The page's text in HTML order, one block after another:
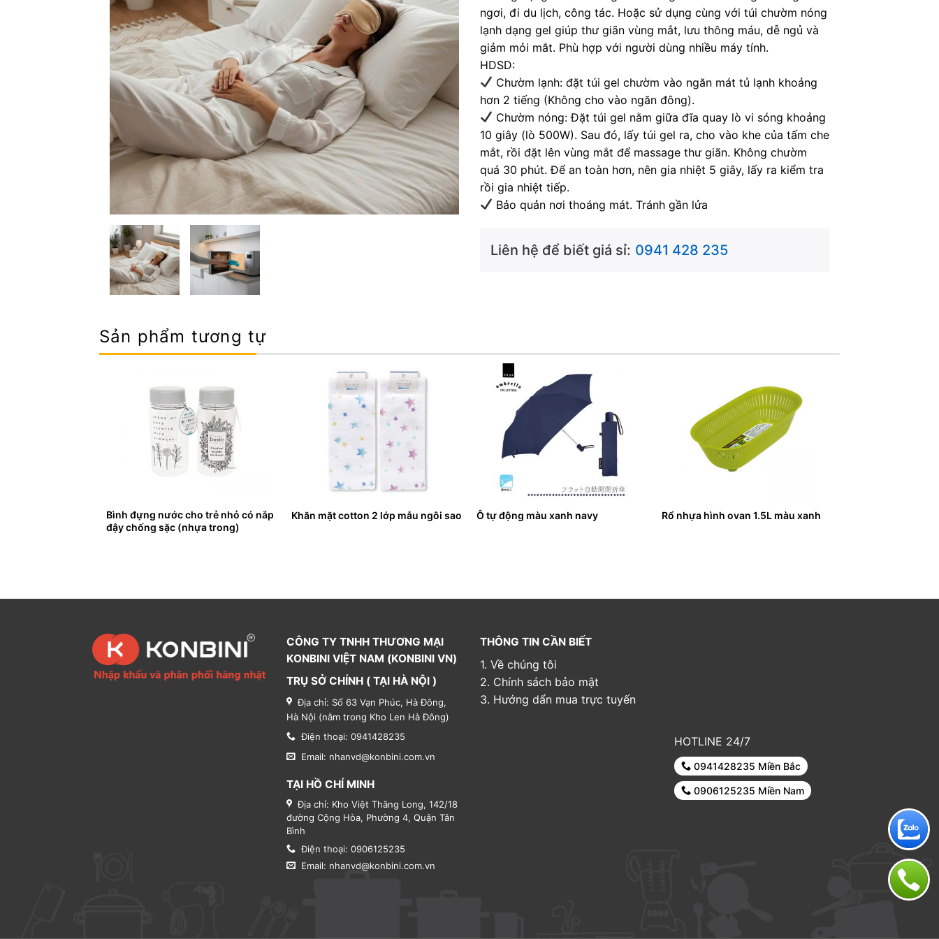
ngơi, đi du lịch, công tác. Hoặc sử dụng cùng với túi chườm nóng
lạnh dạng gel giúp thư giãn vùng mắt, lưu thông máu, dễ ngủ và
giảm mỏi mắt. Phù hợp với người dùng nhiều máy tính.
HDSD:
Chườm lạnh: đặt túi gel chườm vào ngăn mát tủ lạnh khoảng
hơn 2 tiếng (Không cho vào ngăn đông).
Chườm nóng: Đặt túi gel nằm giữa đĩa quay lò vi sóng khoảng
10 giây (lò 500W). Sau đó, lấy túi gel ra, cho vào khe của tấm che
mắt, rồi đặt lên vùng mắt để massage thư giãn. Không chườm
quá 30 phút. Để an toàn hơn, nên gia nhiệt 5 giây, lấy ra kiểm tra
rồi gia nhiệt tiếp.
Bảo quản nơi thoáng mát. Tránh gần lửa
Liên hệ để biết giá sỉ: 0941 428 235
Sản phẩm tương tự
Bình đựng nước cho trẻ nhỏ có nắp
đậy chống sặc (nhựa trong)
Khăn mặt cotton 2 lớp mẫu ngôi sao Ô tự động màu xanh navy Rổ nhựa hình ovan 1.5L màu xanh
CÔNG TY TNHH THƯƠNG MẠI
KONBINI VIỆT NAM (KONBINI VN)
TRỤ SỞ CHÍNH ( TẠI HÀ NỘI )
Địa chỉ: Số 63 Vạn Phúc, Hà Đông,
Hà Nội (nằm trong Kho Len Hà Đông)
Điện thoại: 0941428235
Email: nhanvd@konbini.com.vn
TẠI HỒ CHÍ MINH
Địa chỉ: Kho Việt Thăng Long, 142/18
đường Cộng Hòa, Phường 4, Quận Tân
Bình
Điện thoại: 0906125235
Email: nhanvd@konbini.com.vn
THÔNG TIN CẦN BIẾT
1. Về chúng tôi
2. Chính sách bảo mật
3. Hướng dẩn mua trực tuyến
HOTLINE 24/7
0941428235 Miền Bắc
0906125235 Miền Nam